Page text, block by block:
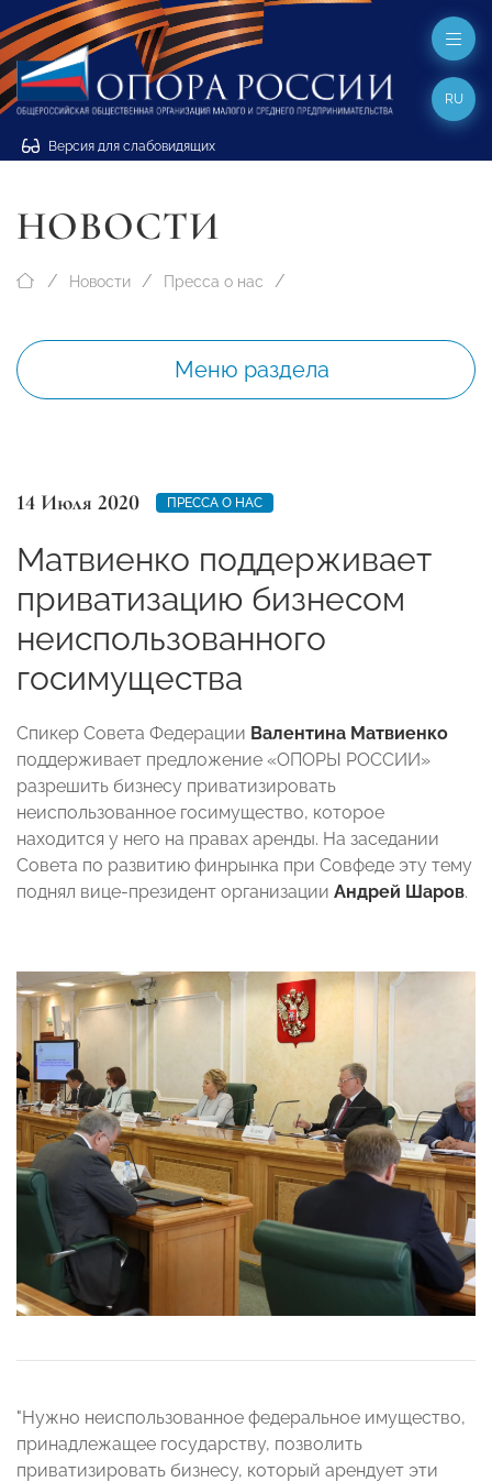
Версия для слабовидящих
RU
НОВОСТИ
Новости Пресса о нас
Меню раздела
14 Июля 2020 ПРЕССА О НАС
Матвиенко поддерживает
приватизацию бизнесом
неиспользованного
госимущества
Спикер Совета Федерации Валентина Матвиенко
поддерживает предложение «ОПОРЫ РОССИИ»
разрешить бизнесу приватизировать
неиспользованное госимущество, которое
находится у него на правах аренды. На заседании
Совета по развитию финрынка при Совфеде эту тему
поднял вице-президент организации Андрей Шаров.
"Нужно неиспользованное федеральное имущество,
принадлежащее государству, позволить
приватизировать бизнесу, который арендует эти